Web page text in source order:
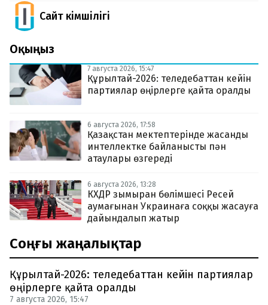
Сайт Әкімшілігі
Оқыңыз
7 августа 2026, 15:47
Құрылтай-2026: теледебаттан кейін
партиялар өңірлерге қайта оралды
6 августа 2026, 17:58
Қазақстан мектептерінде жасанды
интеллектке байланысты пән
атаулары өзгереді
6 августа 2026, 13:28
КХДР зымыран бөлімшесі Ресей
аумағынан Украинаға соққы жасауға
дайындалып жатыр
Соңғы жаңалықтар
Құрылтай-2026: теледебаттан кейін партиялар
өңірлерге қайта оралды
7 августа 2026, 15:47